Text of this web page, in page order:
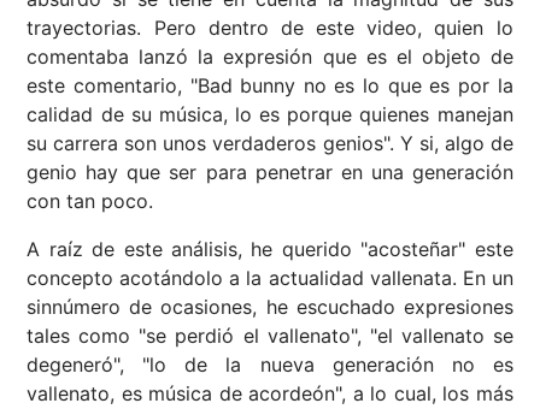
trayectorias. Pero dentro de este video, quien lo
comentaba lanzó la expresión que es el objeto de
este comentario, "Bad bunny no es lo que es por la
calidad de su música, lo es porque quienes manejan
su carrera son unos verdaderos genios". Y si, algo de
genio hay que ser para penetrar en una generación
con tan poco.
A raíz de este análisis, he querido "acosteñar" este
concepto acotándolo a la actualidad vallenata. En un
sinnúmero de ocasiones, he escuchado expresiones
tales como "se perdió el vallenato", "el vallenato se
degeneró", "lo de la nueva generación no es
vallenato, es música de acordeón", a lo cual, los más